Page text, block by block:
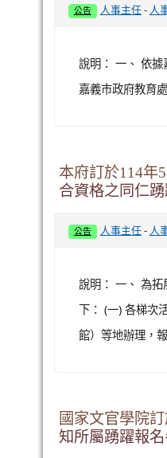
公告 人事主任- 人
說明： 一、 依
嘉義市政府教育
本府訂於114年
合資格之同仁
公告 人事主任- 人
說明： 一、 為
下： (一) 各梯次
館）等地辦理，
國家文官學院
知所屬踴躍報